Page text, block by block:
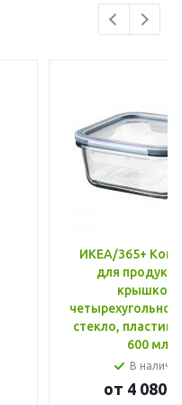
ИКЕА/365+
для
крышкой,
стекло, пластик
600 мл
В
от 4 080 ₸